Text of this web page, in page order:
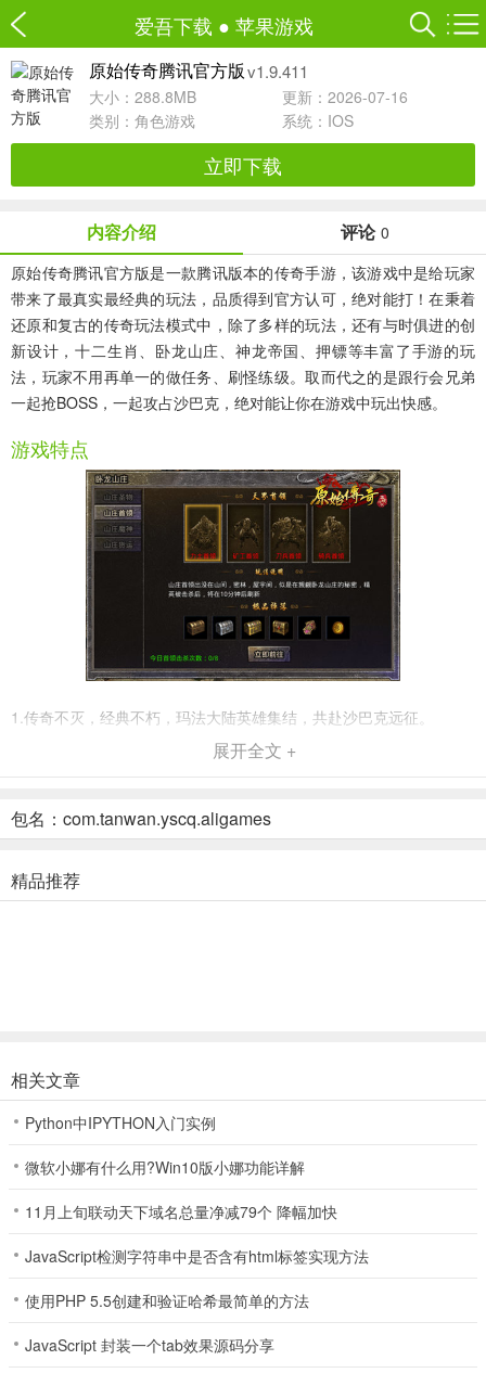
爱吾下载 ● 苹果游戏
原始传奇腾讯官方版 v1.9.411
大小：288.8MB
更新：2026-07-16
类别： 角色游戏 系统：IOS
立即下载
内容介绍 评论 0
原始传奇腾讯官方版是一款腾讯版本的传奇手游，该游戏中是给玩家
带来了最真实最经典的玩法，品质得到官方认可，绝对能打！在秉着
还原和复古的传奇玩法模式中，除了多样的玩法，还有与时俱进的创
新设计，十二生肖、卧龙山庄、神龙帝国、押镖等丰富了手游的玩
法，玩家不用再单一的做任务、刷怪练级。取而代之的是跟行会兄弟
一起抢BOSS，一起攻占沙巴克，绝对能让你在游戏中玩出快感。
游戏特点
1.传奇不灭，经典不朽，玛法大陆英雄集结，共赴沙巴克远征。
2.游戏操作顺畅，手感丝滑，复古的风格，经典的场景，平衡设置。
1、正版授权 复刻19年感动
不改，只为给玩家呈现记忆中最美好的一幕！
3、多元玩法 重温青春激情
激战火龙、尸霸、蛛王、白野猪，为爆神装兄弟齐心磨BOSS。野外
押镖等多种精彩玩法毫不重样，只为给你最新鲜刺激的战斗体验！
4、延续传奇 只为热血而战
1.76传奇盛世在《原始传奇》中完美再现，你将能够重温到最原汁原
味的玩法！战、法、道铁三角各有特色又互相牵制，丰富技能任你自
由搭配！从僵尸洞挖矿到石墓烧猪，从公会boss到攻城战，完美延续
展开全文 +
包名：com.tanwan.yscq.aligames
精品推荐
相关文章
Python中IPYTHON入门实例
微软小娜有什么用?Win10版小娜功能详解
11月上旬联动天下域名总量净减79个 降幅加快
JavaScript检测字符串中是否含有html标签实现方法
使用PHP 5.5创建和验证哈希最简单的方法
JavaScript 封装一个tab效果源码分享